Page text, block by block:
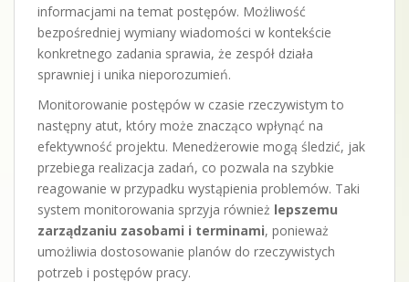
informacjami na temat postępów. Możliwość
bezpośredniej wymiany wiadomości w kontekście
konkretnego zadania sprawia, że zespół działa
sprawniej i unika nieporozumień.
Monitorowanie postępów w czasie rzeczywistym to
następny atut, który może znacząco wpłynąć na
efektywność projektu. Menedżerowie mogą śledzić, jak
przebiega realizacja zadań, co pozwala na szybkie
reagowanie w przypadku wystąpienia problemów. Taki
system monitorowania sprzyja również lepszemu
zarządzaniu zasobami i terminami, ponieważ
umożliwia dostosowanie planów do rzeczywistych
potrzeb i postępów pracy.